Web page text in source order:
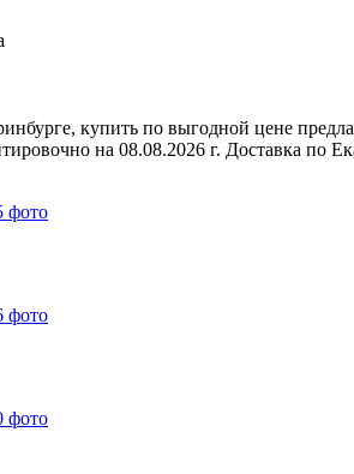
купить по выгодной цене
на 08.08.2026 г. Доставка по